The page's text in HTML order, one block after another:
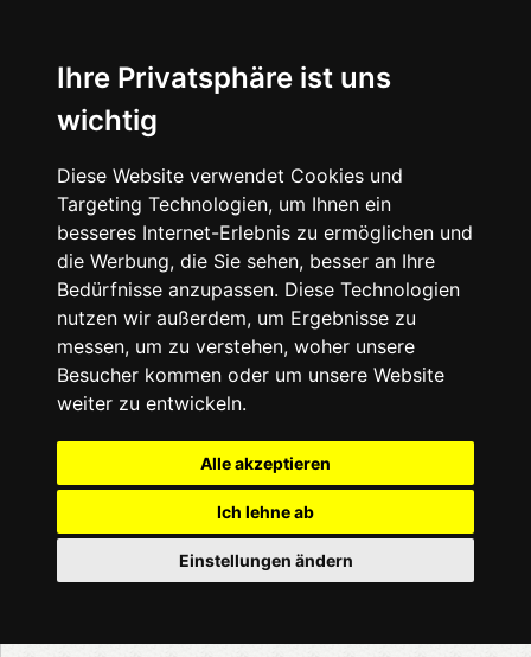
Ihre Privatsphäre ist uns
wichtig
Diese Website verwendet Cookies und
Targeting Technologien, um Ihnen ein
besseres Internet-Erlebnis zu ermöglichen und
die Werbung, die Sie sehen, besser an Ihre
Bedürfnisse anzupassen. Diese Technologien
nutzen wir außerdem, um Ergebnisse zu
messen, um zu verstehen, woher unsere
Besucher kommen oder um unsere Website
weiter zu entwickeln.
Alle akzeptieren
Ich lehne ab
Einstellungen ändern